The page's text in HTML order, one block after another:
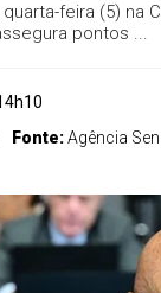
feira (5) na
pontos ...
Fonte:Agência